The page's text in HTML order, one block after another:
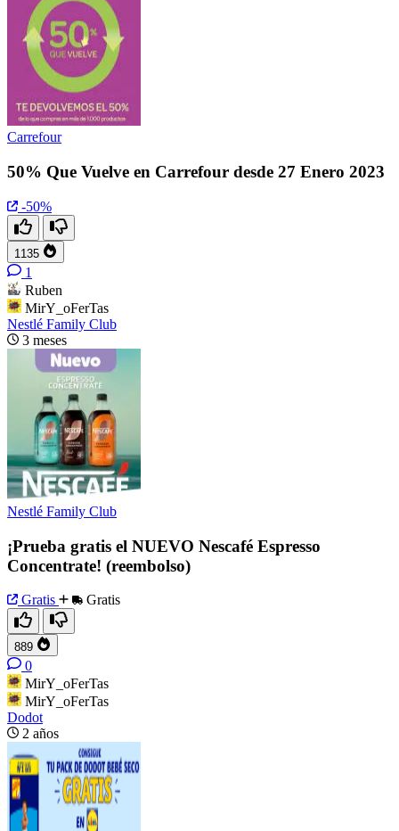
Carrefour
50% Que Vuelve en Carrefour desde 27 Enero 2023
-50%
1135
1
Ruben
MirY_oFerTas
Nestlé Family Club
3 meses
Nestlé Family Club
¡Prueba gratis el NUEVO Nescafé Espresso
Concentrate! (reembolso)
Gratis Gratis
889
0
MirY_oFerTas
MirY_oFerTas
Dodot
2 años